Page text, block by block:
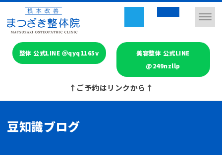
整体 公式LINE ＠qyq1165v
美容整体 公式LINE
@249nzllp
↑ご予約はリンクから↑
豆知識ブログ